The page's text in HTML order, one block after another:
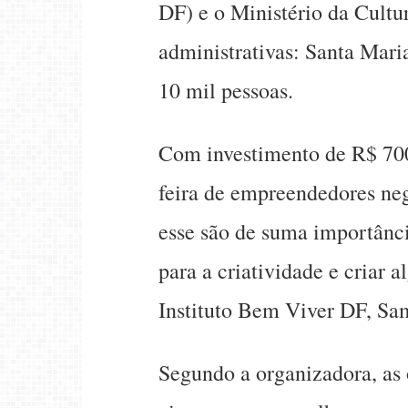
DF) e o Ministério da
administrativas: Santa
10 mil pessoas.
Com investimento de R$
feira de empreendedores
esse são de suma
para a criatividade e criar
Instituto Bem Viver DF,
Segundo a organizadora,